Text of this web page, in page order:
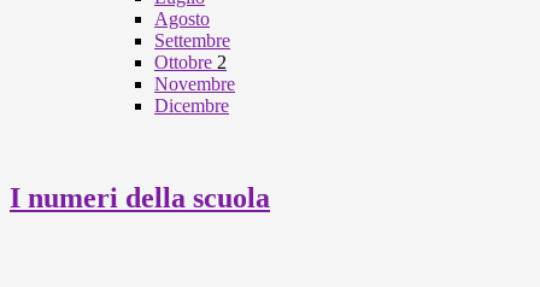
Agosto
Settembre
Ottobre 2
Novembre
Dicembre
I numeri della scuola